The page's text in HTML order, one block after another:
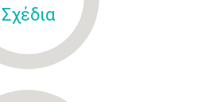
Σχέδια